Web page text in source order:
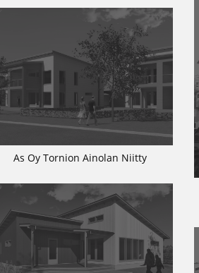
As Oy Tornion Ainolan Niitty